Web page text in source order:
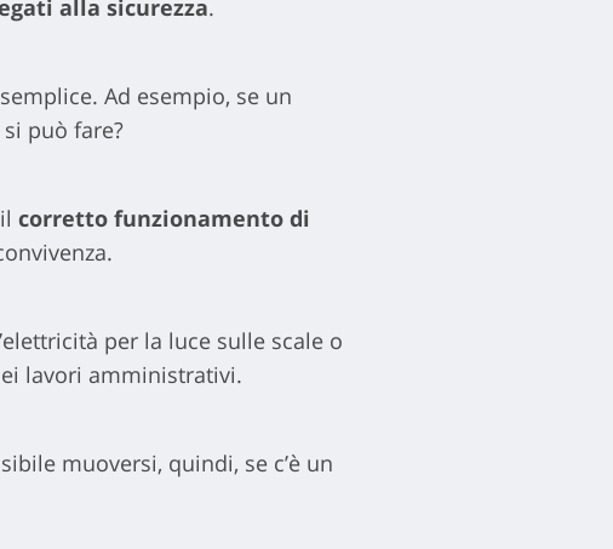
alla sicurezza.
Ad esempio, se un
può fare?
corretto funzionamento di
per la luce sulle scale o
lavori amministrativi.
muoversi, quindi, se c’è un